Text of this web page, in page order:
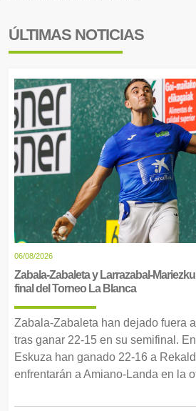
ÚLTIMAS NOTICIAS
06/08/2026
Zabala-Zabaleta y Larrazabal-
final del Torneo La Blanca
Zabala-Zabaleta han dejado fuera
tras ganar 22-15 en su semifinal.
Eskuza han ganado 22-16 a
enfrentarán a Amiano-Landa en la